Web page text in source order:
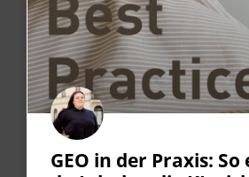
GEO in der Praxis: